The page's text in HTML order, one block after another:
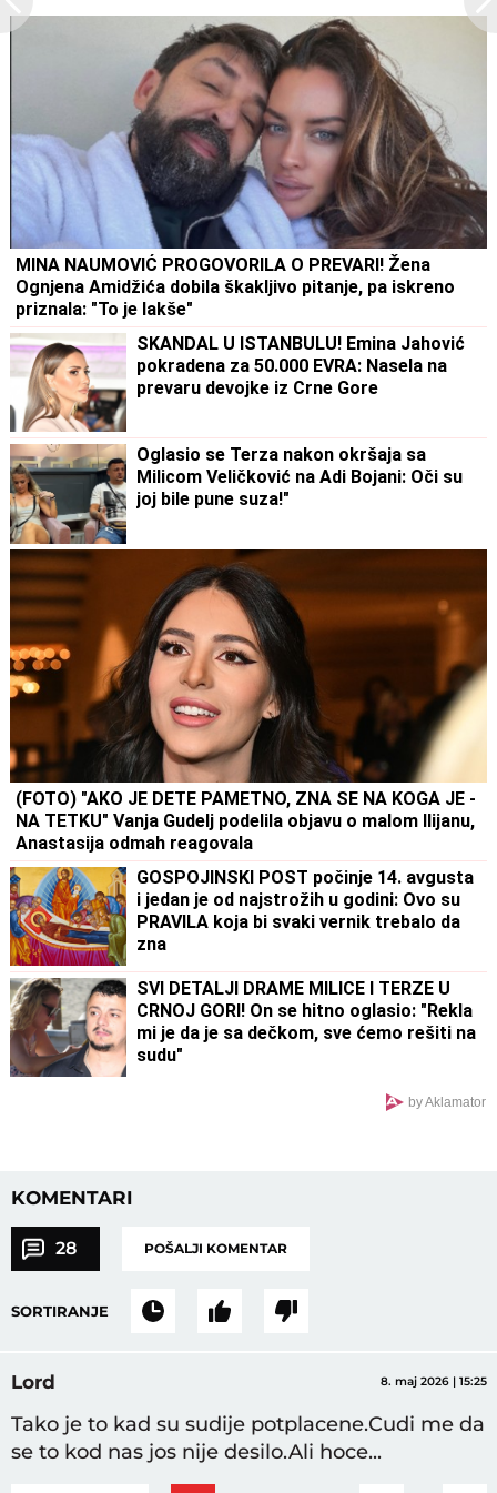
MINA NAUMOVIĆ PROGOVORILA O PREVARI! Žena
Ognjena Amidžića dobila škakljivo pitanje, pa iskreno
priznala: "To je lakše"
SKANDAL U ISTANBULU! Emina Jahović
pokradena za 50.000 EVRA: Nasela na
prevaru devojke iz Crne Gore
Oglasio se Terza nakon okršaja sa
Milicom Veličković na Adi Bojani: Oči su
joj bile pune suza!"
(FOTO) "AKO JE DETE PAMETNO, ZNA SE NA KOGA JE -
NA TETKU" Vanja Gudelj podelila objavu o malom Ilijanu,
Anastasija odmah reagovala
GOSPOJINSKI POST počinje 14. avgusta
i jedan je od najstrožih u godini: Ovo su
PRAVILA koja bi svaki vernik trebalo da
zna
SVI DETALJI DRAME MILICE I TERZE U
CRNOJ GORI! On se hitno oglasio: "Rekla
mi je da je sa dečkom, sve ćemo rešiti na
sudu"
by Aklamator
KOMENTARI
28 POŠALJI KOMENTAR
SORTIRANJE
Lord 8. maj 2026 | 15:25
Tako je to kad su sudije potplacene.Cudi me da
se to kod nas jos nije desilo.Ali hoce...